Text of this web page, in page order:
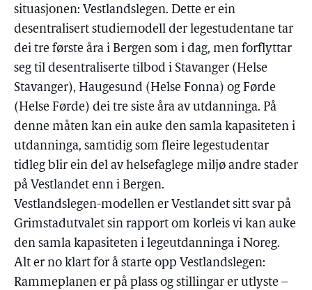
situasjonen: Vestlandslegen. Dette er ein
desentralisert studiemodell der legestudentane tar
dei tre første åra i Bergen som i dag, men forflyttar
seg til desentraliserte tilbod i Stavanger (Helse
Stavanger), Haugesund (Helse Fonna) og Førde
(Helse Førde) dei tre siste åra av utdanninga. På
denne måten kan ein auke den samla kapasiteten i
utdanninga, samtidig som fleire legestudentar
tidleg blir ein del av helsefaglege miljø andre stader
på Vestlandet enn i Bergen.
Vestlandslegen-modellen er Vestlandet sitt svar på
Grimstadutvalet sin rapport om korleis vi kan auke
den samla kapasiteten i legeutdanninga i Noreg.
Alt er no klart for å starte opp Vestlandslegen:
Rammeplanen er på plass og stillingar er utlyste –